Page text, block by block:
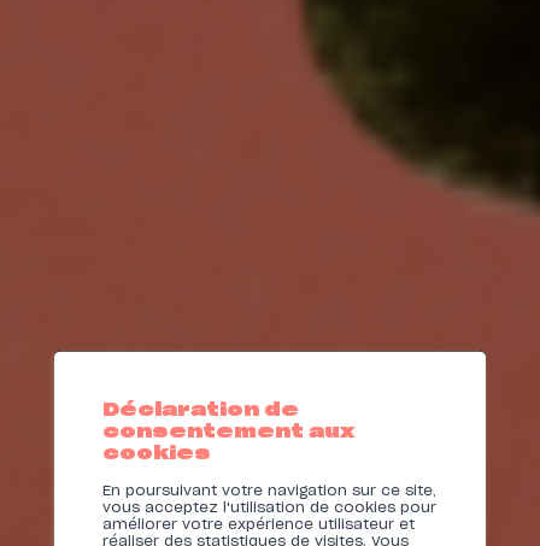
BIEN D'ICI.
EN SAVOIR PLUS
EN SAVOIR PLUS
EN SAVOIR PLUS
EN SAVOIR PLUS
Déclaration de
consentement aux
cookies
En poursuivant votre navigation sur ce site,
vous acceptez l'utilisation de cookies pour
améliorer votre expérience utilisateur et
réaliser des statistiques de visites. Vous